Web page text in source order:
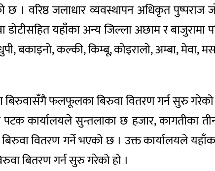
छ । वरिष्ठ जलाधार व्यवस्थापन अधिकृत पुष्पराज
डोटीसहित यहाँका अन्य जिल्ला अछाम र
बकाइनो, कल्की, किम्बू, कोइरालो, अम्बा, मेवा,
बिरुवासँगै फलफूलका बिरुवा वितरण गर्न सुरु
कार्यालयले सुन्तलाका छ हजार, कागतीका
वितरण गर्ने भएको छ । उक्त कार्यालयले
बितरण गर्न सुरु गरेको हो ।